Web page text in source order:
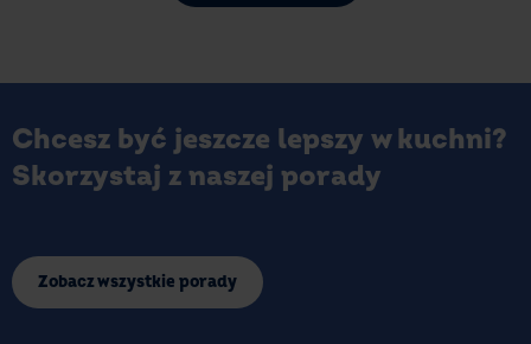
Chcesz być jeszcze lepszy w kuchni?
Skorzystaj z naszej porady
Zobacz wszystkie porady